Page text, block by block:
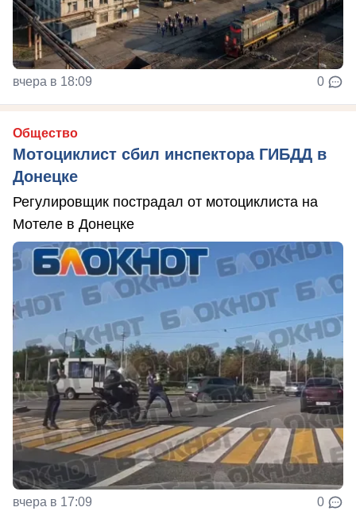
вчера в 18:09 0
Общество
Мотоциклист сбил инспектора ГИБДД в
Донецке
Регулировщик пострадал от мотоциклиста на
Мотеле в Донецке
вчера в 17:09 0